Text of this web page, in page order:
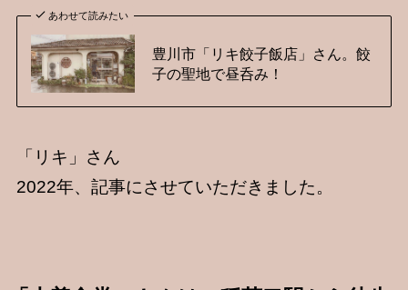
あわせて読みたい
豊川市「リキ餃子飯店」さん。餃
子の聖地で昼呑み！
「リキ」さん
2022年、記事にさせていただきました。